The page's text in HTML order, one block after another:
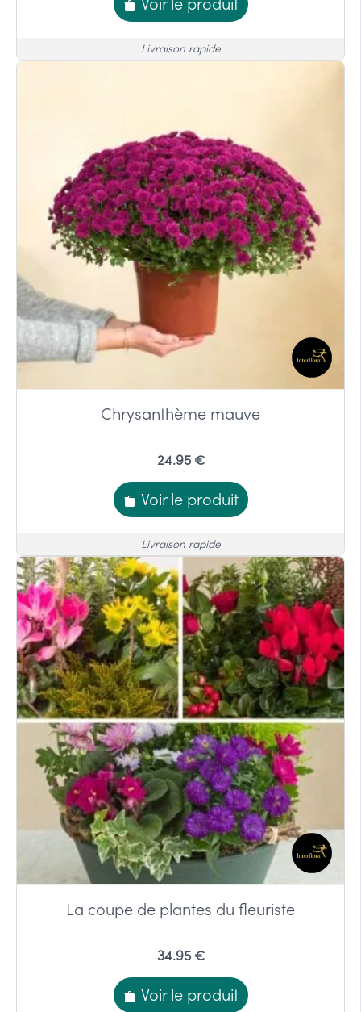
Voir le produit
Livraison rapide
Chrysanthème mauve
24.95 €
Voir le produit
Livraison rapide
La coupe de plantes du fleuriste
34.95 €
Voir le produit